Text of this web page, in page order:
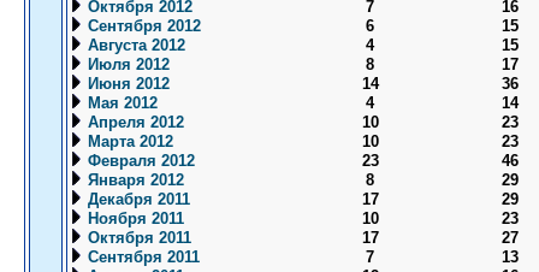
Октября 2012
7
16
Сентября 2012
6
15
Августа 2012
4
15
Июля 2012
8
17
Июня 2012
14
36
Мая 2012
4
14
Апреля 2012
10
23
Марта 2012
10
23
Февраля 2012
23
46
Января 2012
8
29
Декабря 2011
17
29
Ноября 2011
10
23
Октября 2011
17
27
Сентября 2011
7
13